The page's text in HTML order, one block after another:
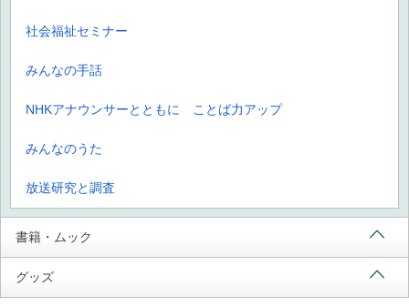
社会福祉セミナー
みんなの手話
NHKアナウンサーとともに ことば力アップ
みんなのうた
放送研究と調査
書籍・ムック
グッズ